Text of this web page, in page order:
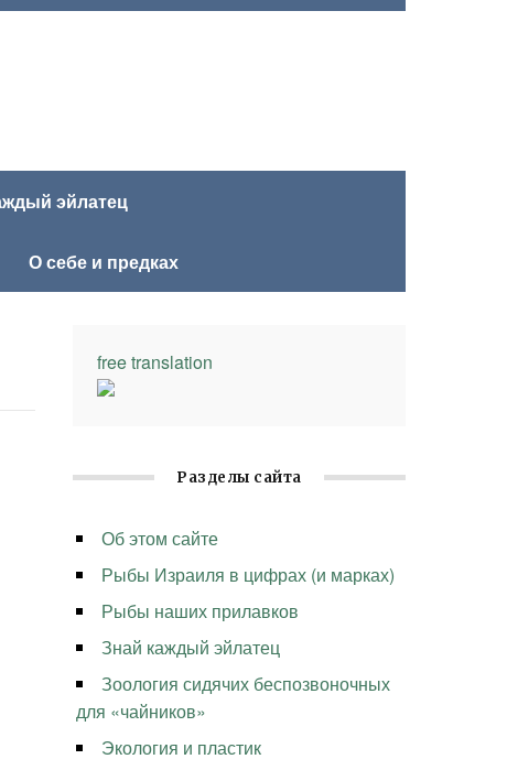
эйлатец
О себе и предках
free translation
Разделы сайта
Об этом сайте
Рыбы Израиля в цифрах (и марках)
Рыбы наших прилавков
Знай каждый эйлатец
Зоология сидячих беспозвоночных
для «чайников»
Экология и пластик